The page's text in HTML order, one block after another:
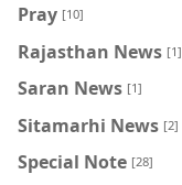
Pray [10]
Rajasthan News [1]
Saran News [1]
Sitamarhi News [2]
Special Note [28]